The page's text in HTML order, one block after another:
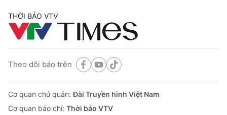
THỜI BÁO VTV
Theo dõi báo trên
Cơ quan chủ quản:Đài Truyền hình Việt Nam
Cơ quan báo chí: Thời báo VTV